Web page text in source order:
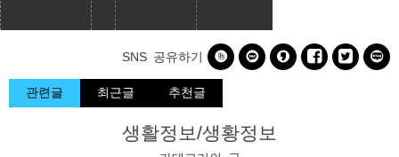
SNS 공유하기      
관련글 최근글 추천글
생활정보/생황정보